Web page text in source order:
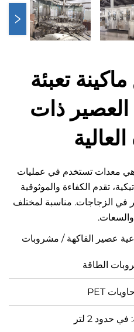
تعبئة
ذات
تستخدم في عمليات
الكفاءة والموثوقية
مناسبة لمختلف
الفاكهة / مشروبات